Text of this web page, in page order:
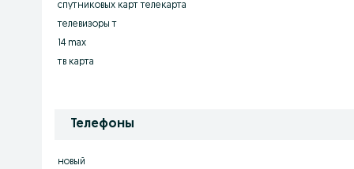
спутниковых карт телекарта
телевизоры т
14 max
тв карта
Телефоны
новый